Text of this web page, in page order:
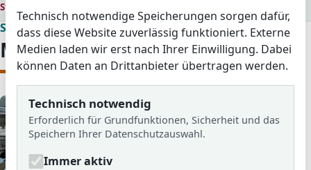
Startseite
Schulalltag
Mittagessen
Technisch notwendige Speicherungen sorgen dafür,
dass diese Website zuverlässig funktioniert. Externe
Medien laden wir erst nach Ihrer Einwilligung. Dabei
können Daten an Drittanbieter übertragen werden.
Technisch notwendig
Erforderlich für Grundfunktionen, Sicherheit und das
Speichern Ihrer Datenschutzauswahl.
Immer aktiv